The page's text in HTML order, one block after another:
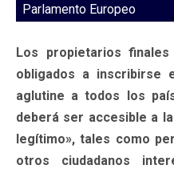
Parlamento Europeo
Los propietarios
obligados a inscribirse
aglutine a todos los
deberá ser accesible a
legítimo», tales como
otros ciudadanos